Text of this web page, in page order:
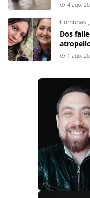
4 ago,
Comunas ,
Dos
1 ago,